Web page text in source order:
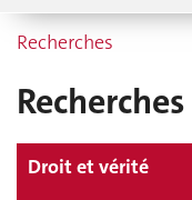
Recherches
Droit et vérité